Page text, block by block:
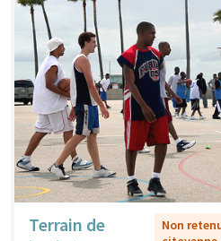
Terrain de
Non